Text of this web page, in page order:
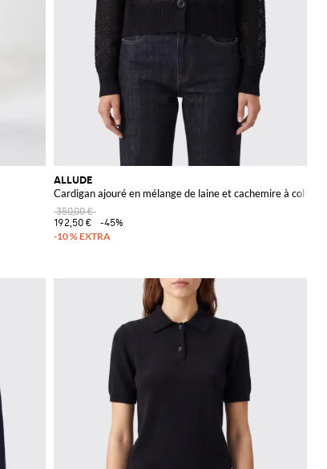
ALLUDE
Cardigan ajouré en mélange de laine et cachemire à col V
350,00 €
192,50 €
-45%